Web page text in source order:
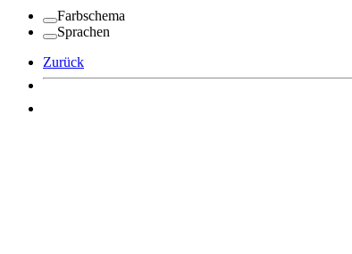
Farbschema
Sprachen
Zurück